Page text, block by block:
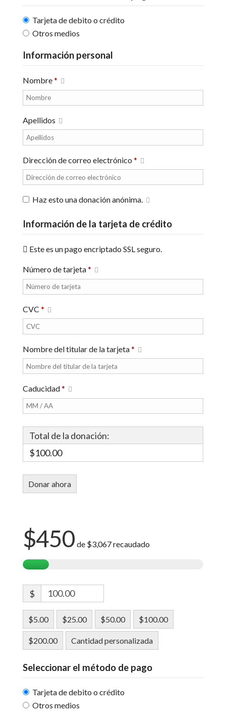
Tarjeta de debito o crédito
Otros medios
Información personal
Nombre*
Apellidos
Dirección de correo electrónico *
Haz esto una donación anónima.
Información de la tarjeta de crédito
Este es un pago encriptado SSL seguro.
Número de tarjeta*
CVC *
Nombre del titular de la tarjeta*
Caducidad*
Total de la donación:
$100.00
$450 de $3,067recaudado
$
$5.00 $25.00 $50.00 $100.00
$200.00 Cantidad personalizada
Seleccionar el método de pago
Tarjeta de debito o crédito
Otros medios